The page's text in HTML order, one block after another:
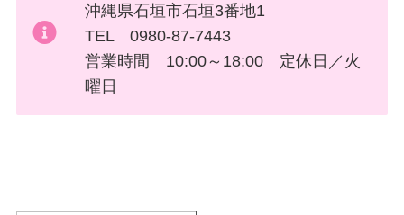
沖縄県石垣市石垣3番地1
TEL 0980-87-7443
営業時間 10:00～18:00 定休日／火
曜日